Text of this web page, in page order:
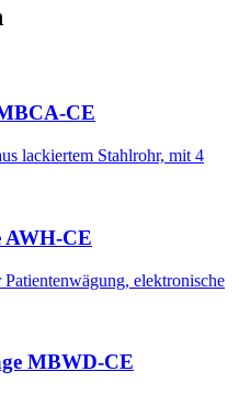
CE
lackiertem Stahlrohr, mit 4
AWH-CE
elektronische
MBWD-CE